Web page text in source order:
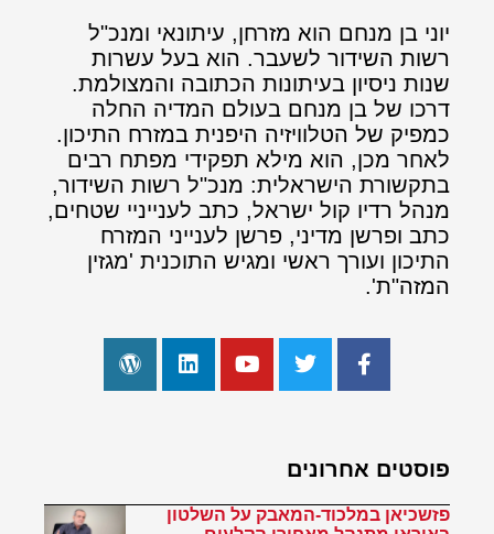
יוני בן מנחם הוא מזרחן, עיתונאי ומנכ"ל
רשות השידור לשעבר. הוא בעל עשרות
שנות ניסיון בעיתונות הכתובה והמצולמת.
דרכו של בן מנחם בעולם המדיה החלה
כמפיק של הטלוויזיה היפנית במזרח התיכון.
לאחר מכן, הוא מילא תפקידי מפתח רבים
בתקשורת הישראלית: מנכ"ל רשות השידור,
מנהל רדיו קול ישראל, כתב לענייניי שטחים,
כתב ופרשן מדיני, פרשן לענייני המזרח
התיכון ועורך ראשי ומגיש התוכנית 'מגזין
המזה"ת'.
פוסטים אחרונים
פזשכיאן במלכוד-המאבק על השלטון